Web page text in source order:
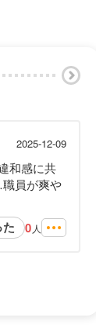
2025-12-09
和感に共
員が爽や
0 人